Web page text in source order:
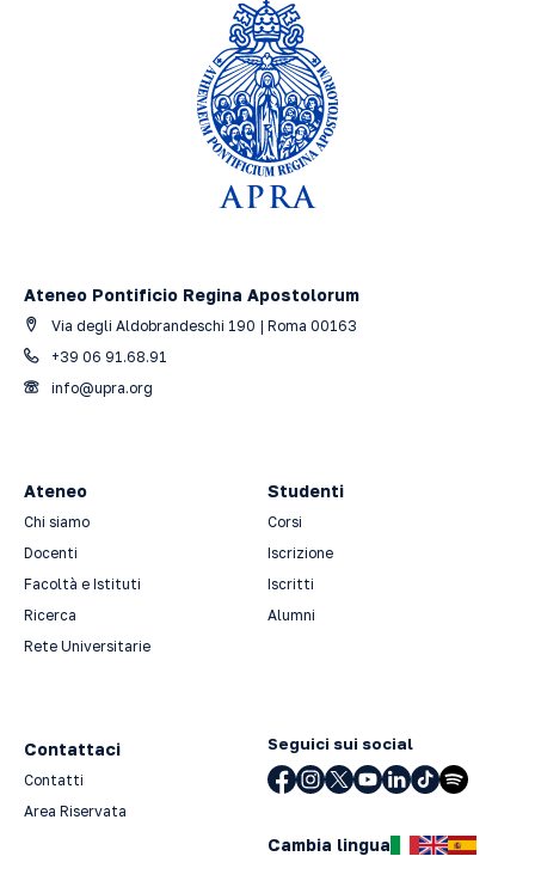
Ateneo Pontificio Regina Apostolorum
Via degli Aldobrandeschi 190 | Roma 00163
+39 06 91.68.91
info@upra.org
Ateneo
Chi siamo
Docenti
Facoltà e Istituti
Ricerca
Rete Universitarie
Studenti
Corsi
Iscrizione
Iscritti
Alumni
Contattaci
Contatti
Area Riservata
Seguici sui social
Cambia lingua